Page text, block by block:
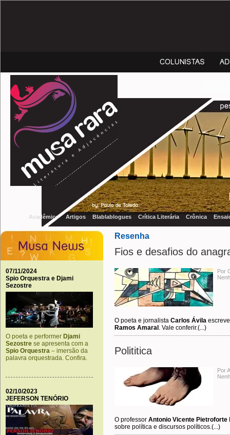
Acadêmico Artigos Blablablogues Crítica Literária Crônica
07/11/2024
Spio Orquestra e Djami
Sezostre
O poeta e performer Djami
Sezostre se apresenta com a
Spio Orquestra – imersão da
palavra orquestrada. Confira.
02/10/2023
JEFERSON TENÓRIO
Resenha
Fios e desafios do
Por
O poeta e jornalista Carlos Ávila
Ramos Amaral . Vale conferir.(...)
Polititica
Por
O professor Antonio Vicente Pietroforte
sobre política e discursos políticos.(...)